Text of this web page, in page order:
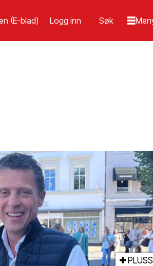
(E-blad) Logg inn
PLUSS